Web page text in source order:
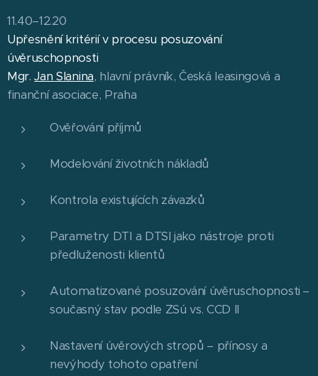
11.40–12.20
Upřesnění kritérií v procesu posuzování
úvěruschopnosti
Mgr.Jan Slanina, hlavní právník, Česká leasingová a
finanční asociace, Praha
Ověřování příjmů
Modelování životních nákladů
Kontrola existujících závazků
Parametry DTI a DTSI jako nástroje proti
předluženosti klientů
Automatizované posuzování úvěruschopnosti –
současný stav podle ZSú vs. CCD II
Nastavení úvěrových stropů – přínosy a
nevýhody tohoto opatření